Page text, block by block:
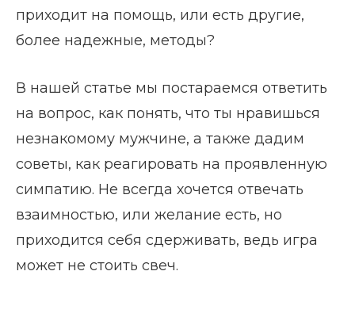
приходит на помощь, или есть другие,
более надежные, методы?
В нашей статье мы постараемся ответить
на вопрос, как понять, что ты нравишься
незнакомому мужчине, а также дадим
советы, как реагировать на проявленную
симпатию. Не всегда хочется отвечать
взаимностью, или желание есть, но
приходится себя сдерживать, ведь игра
может не стоить свеч.